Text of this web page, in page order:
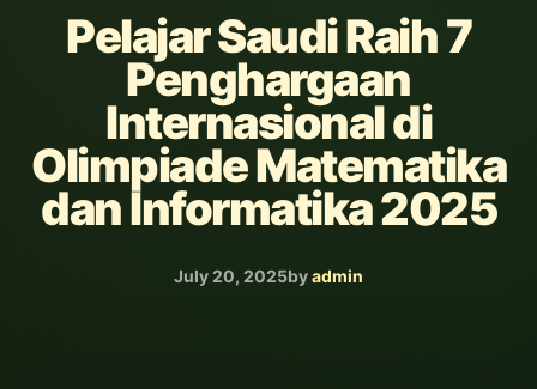
Pelajar Saudi Raih 7
Penghargaan
Internasional di
Olimpiade Matematika
dan Informatika 2025
July 20, 2025byadmin